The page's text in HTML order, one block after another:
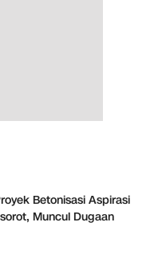
Betonisasi Aspirasi
Muncul Dugaan